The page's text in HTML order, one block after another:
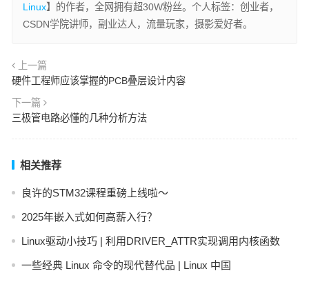
Linux】的作者，全网拥有超30W粉丝。个人标签：创业者，
CSDN学院讲师，副业达人，流量玩家，摄影爱好者。
上一篇
硬件工程师应该掌握的PCB叠层设计内容
下一篇
三极管电路必懂的几种分析方法
相关推荐
良许的STM32课程重磅上线啦～
2025年嵌入式如何高薪入行？
Linux驱动小技巧 | 利用DRIVER_ATTR实现调用内核函数
一些经典 Linux 命令的现代替代品 | Linux 中国